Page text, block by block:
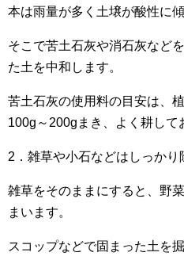
本は雨量が多く土壌が酸性に傾
そこで苦土石灰や消石灰など
た土を中和します。
苦土石灰の使用料の目安は、
100g～200gまき、よく耕して
2．雑草や小石などはしっか
雑草をそのままにすると、野
まいます。
スコップなどで固まった土を